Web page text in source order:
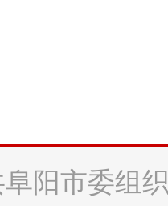
阳市委组